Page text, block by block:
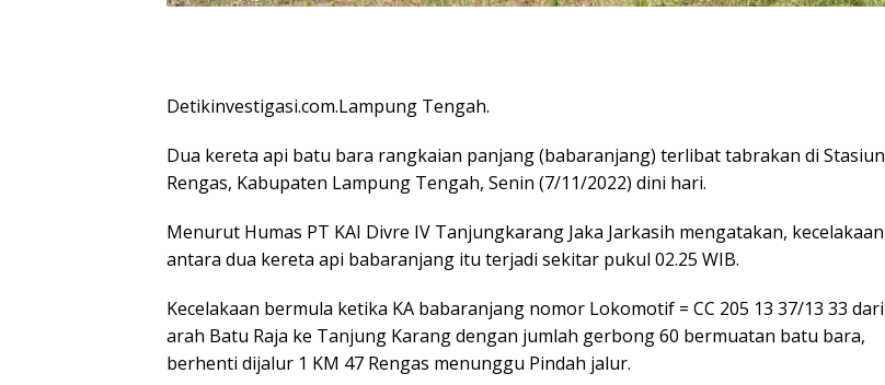
Detikinvestigasi.com.Lampung Tengah.
Dua kereta api batu bara rangkaian panjang (babaranjang) terlibat tabrakan di Stasiun
Rengas, Kabupaten Lampung Tengah, Senin (7/11/2022) dini hari.
Menurut Humas PT KAI Divre IV Tanjungkarang Jaka Jarkasih mengatakan, kecelakaan
antara dua kereta api babaranjang itu terjadi sekitar pukul 02.25 WIB.
Kecelakaan bermula ketika KA babaranjang nomor Lokomotif = CC 205 13 37/13 33 dari
arah Batu Raja ke Tanjung Karang dengan jumlah gerbong 60 bermuatan batu bara,
berhenti dijalur 1 KM 47 Rengas menunggu Pindah jalur.